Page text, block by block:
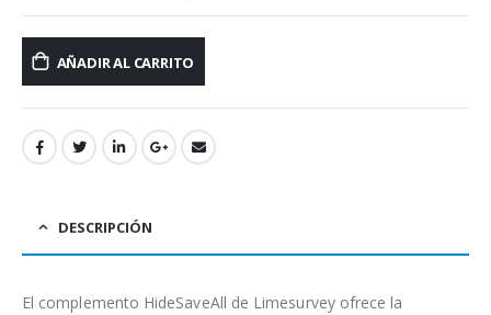
AÑADIR AL CARRITO
DESCRIPCIÓN
El complemento HideSaveAll de Limesurvey ofrece la